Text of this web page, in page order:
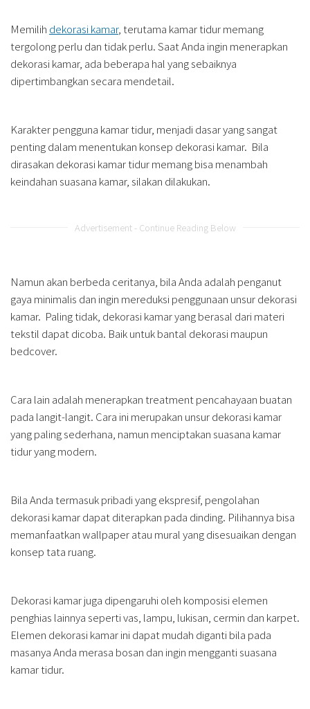
Memilih dekorasi kamar, terutama kamar tidur memang
tergolong perlu dan tidak perlu. Saat Anda ingin menerapkan
dekorasi kamar, ada beberapa hal yang sebaiknya
dipertimbangkan secara mendetail.
Karakter pengguna kamar tidur, menjadi dasar yang sangat
penting dalam menentukan konsep dekorasi kamar. Bila
dirasakan dekorasi kamar tidur memang bisa menambah
keindahan suasana kamar, silakan dilakukan.
Advertisement - Continue Reading Below
Namun akan berbeda ceritanya, bila Anda adalah penganut
gaya minimalis dan ingin mereduksi penggunaan unsur dekorasi
kamar. Paling tidak, dekorasi kamar yang berasal dari materi
tekstil dapat dicoba. Baik untuk bantal dekorasi maupun
bedcover.
Cara lain adalah menerapkan treatment pencahayaan buatan
pada langit-langit. Cara ini merupakan unsur dekorasi kamar
yang paling sederhana, namun menciptakan suasana kamar
tidur yang modern.
Bila Anda termasuk pribadi yang ekspresif, pengolahan
dekorasi kamar dapat diterapkan pada dinding. Pilihannya bisa
memanfaatkan wallpaper atau mural yang disesuaikan dengan
konsep tata ruang.
Dekorasi kamar juga dipengaruhi oleh komposisi elemen
penghias lainnya seperti vas, lampu, lukisan, cermin dan karpet.
Elemen dekorasi kamar ini dapat mudah diganti bila pada
masanya Anda merasa bosan dan ingin mengganti suasana
kamar tidur.